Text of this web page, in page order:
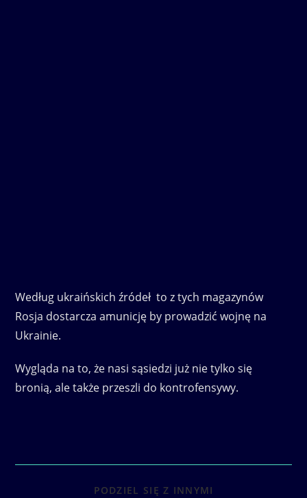
Według ukraińskich źródeł to z tych magazynów
Rosja dostarcza amunicję by prowadzić wojnę na
Ukrainie.
Wygląda na to, że nasi sąsiedzi już nie tylko się
bronią, ale także przeszli do kontrofensywy.
PODZIEL SIĘ Z INNYMI